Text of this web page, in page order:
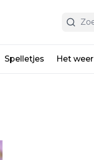
Spelletjes Het weer